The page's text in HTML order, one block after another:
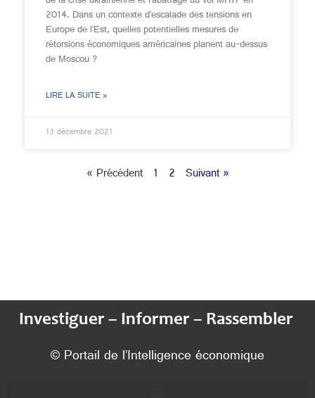
2014. Dans un contexte d’escalade des tensions en
Europe de l’Est, quelles potentielles mesures de
rétorsions économiques américaines planent au-dessus
de Moscou ?
LIRE LA SUITE »
13 décembre 2021
« Précédent 1 2 Suivant »
Investiguer – Informer – Rassembler
© Portail de l’Intelligence économique